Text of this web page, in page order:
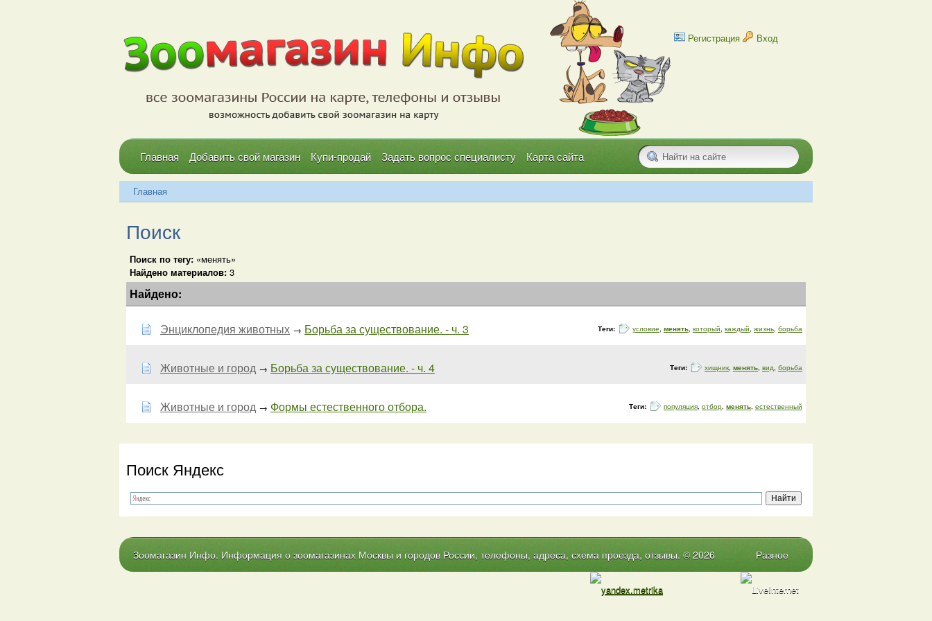
Регистрация Вход
Главная Добавить свой магазин Купи-продай Задать вопрос специалисту Карта сайта
Главная
Поиск
Поиск по тегу: «менять»
Найдено материалов: 3
Найдено:
Энциклопедия животных → Борьба за существование. - ч. 3 Теги: условие, менять, который, каждый, жизнь, борьба
Животные и город → Борьба за существование. - ч. 4 Теги: хищник, менять, вид, борьба
Животные и город → Формы естественного отбора. Теги: популяция, отбор, менять, естественный
Поиск Яндекс
Зоомагазин Инфо. Информация о зоомагазинах Москвы и городов России, телефоны, адреса, схема проезда, отзывы. © 2026 Разное